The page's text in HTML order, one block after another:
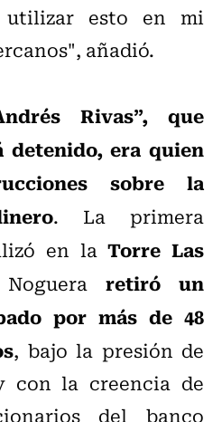
utilizar esto en mi
añadió.
Rivas”, que
detenido, era quien
sobre la
. La primera
en laTorre Las
retiró un
por más de 48
, bajo la presión de
con la creencia de
del banco